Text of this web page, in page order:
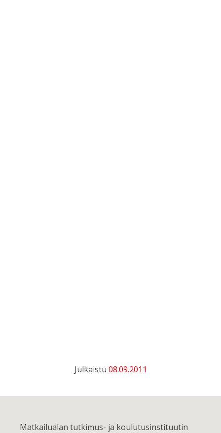
Julkaistu 08.09.2011
Matkailualan tutkimus- ja koulutusinstituutin